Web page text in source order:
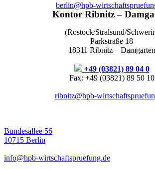
berlin@hpb-
Kontor Ribnitz –
(Rostock/Stralsund/
Parkstraße 18
18311 Ribnitz – Damgarten
+49 (03821) 89 04 0
Fax: +49 (03821) 89 50 10
ribnitz@hpb-
Bundesallee 56
10715 Berlin
info@hpb-wirtschaftspruefung.de